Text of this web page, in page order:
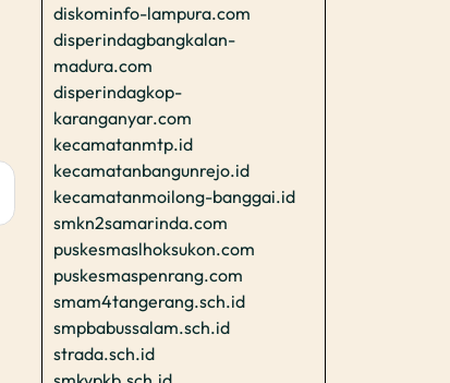
diskominfo-lampura.com
disperindagbangkalan-
madura.com
disperindagkop-
karanganyar.com
kecamatanmtp.id
kecamatanbangunrejo.id
kecamatanmoilong-banggai.id
smkn2samarinda.com
puskesmaslhoksukon.com
puskesmaspenrang.com
smam4tangerang.sch.id
smpbabussalam.sch.id
strada.sch.id